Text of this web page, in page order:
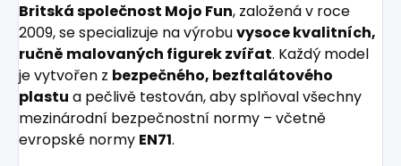
Britská společnost Mojo Fun, založená v roce
2009, se specializuje na výrobuvysoce kvalitních,
ručně malovaných figurek zvířat. Každý model
je vytvořen z bezpečného, bezftalátového
plastu a pečlivě testován, aby splňoval všechny
mezinárodní bezpečnostní normy – včetně
evropské normy EN71.